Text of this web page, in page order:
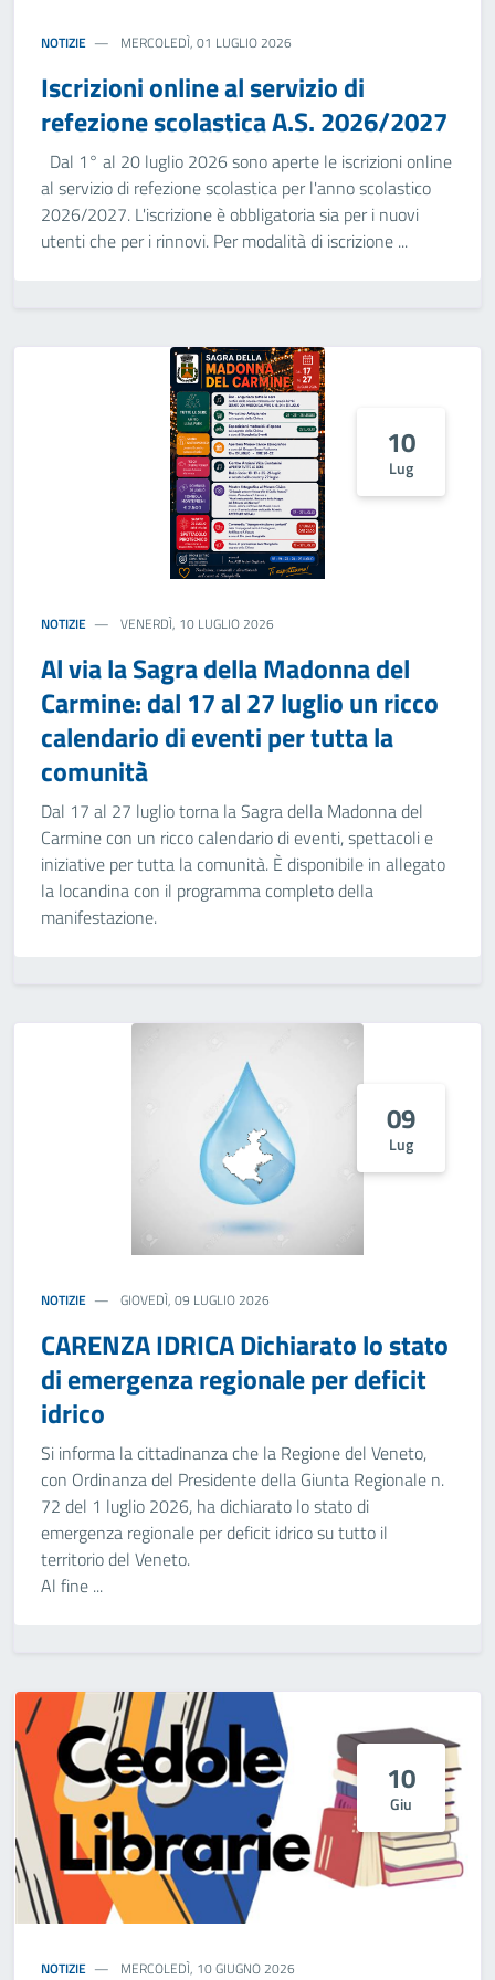
NOTIZIE MERCOLEDÌ, 01 LUGLIO 2026
Iscrizioni online al servizio di
refezione scolastica A.S. 2026/2027
Dal 1° al 20 luglio 2026 sono aperte le iscrizioni online
al servizio di refezione scolastica per l'anno scolastico
2026/2027. L'iscrizione è obbligatoria sia per i nuovi
utenti che per i rinnovi. Per modalità di iscrizione ...
10
Lug
NOTIZIE VENERDÌ, 10 LUGLIO 2026
Al via la Sagra della Madonna del
Carmine: dal 17 al 27 luglio un ricco
calendario di eventi per tutta la
comunità
Dal 17 al 27 luglio torna la Sagra della Madonna del
Carmine con un ricco calendario di eventi, spettacoli e
iniziative per tutta la comunità. È disponibile in allegato
la locandina con il programma completo della
manifestazione.
09
Lug
NOTIZIE GIOVEDÌ, 09 LUGLIO 2026
CARENZA IDRICA Dichiarato lo stato
di emergenza regionale per deficit
idrico
Si informa la cittadinanza che la Regione del Veneto,
con Ordinanza del Presidente della Giunta Regionale n.
72 del 1 luglio 2026, ha dichiarato lo stato di
emergenza regionale per deficit idrico su tutto il
territorio del Veneto.
Al fine ...
10
Giu
NOTIZIE MERCOLEDÌ, 10 GIUGNO 2026